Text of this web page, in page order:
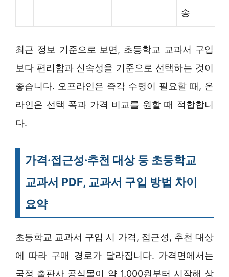
송
최근 정보 기준으로 보면, 초등학교 교과서 구입
보다 편리함과 신속성을 기준으로 선택하는 것이
좋습니다. 오프라인은 즉각 수령이 필요할 때, 온
라인은 선택 폭과 가격 비교를 원할 때 적합합니
다.
가격·접근성·추천 대상 등 초등학교
교과서 PDF, 교과서 구입 방법 차이
요약
초등학교 교과서 구입 시 가격, 접근성, 추천 대상
에 따라 구매 경로가 달라집니다. 가격면에서는
국정 출판사 공식몰이 약 1,000원부터 시작해 상